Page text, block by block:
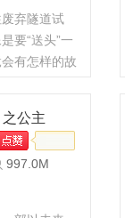
弃隧道试
要“送头”一
有怎样的故
公主
997.0M